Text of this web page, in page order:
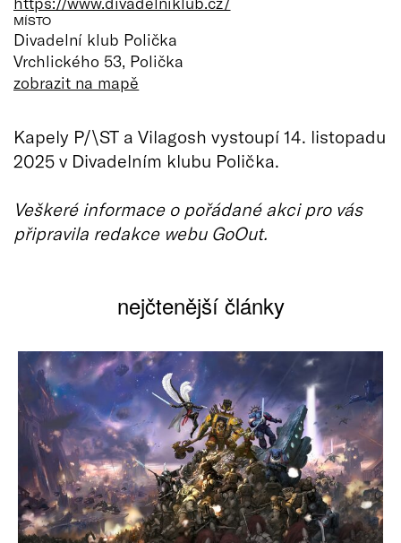
MÍSTO
Divadelní klub Polička
Vrchlického 53, Polička
zobrazit na mapě
Kapely P/\ST a Vilagosh vystoupí 14. listopadu
2025 v Divadelním klubu Polička.
Veškeré informace o pořádané akci pro vás
připravila redakce webu GoOut.
nejčtenější články